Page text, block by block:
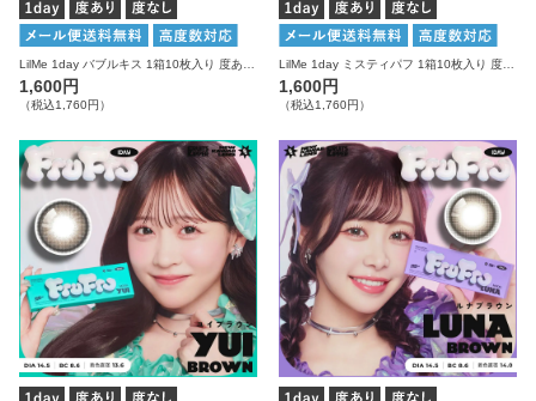
1,600円
（税込1,760円）
1,600円
（税込1,760円）